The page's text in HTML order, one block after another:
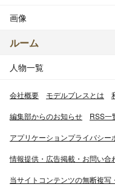
画像
ルーム
人物一覧
会社概要 モデルプレスとは
編集部からのお知らせ RSS一
アプリケーションプライバシー
情報提供・広告掲載・お問い合
当サイトコンテンツの無断複